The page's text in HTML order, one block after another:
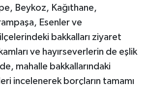
Beykoz, Kağıthane,
Esenler ve
bakkalları ziyaret
ve hayırseverlerin de eşlik
mahalle bakkallarındaki
incelenerek borçların tamamı